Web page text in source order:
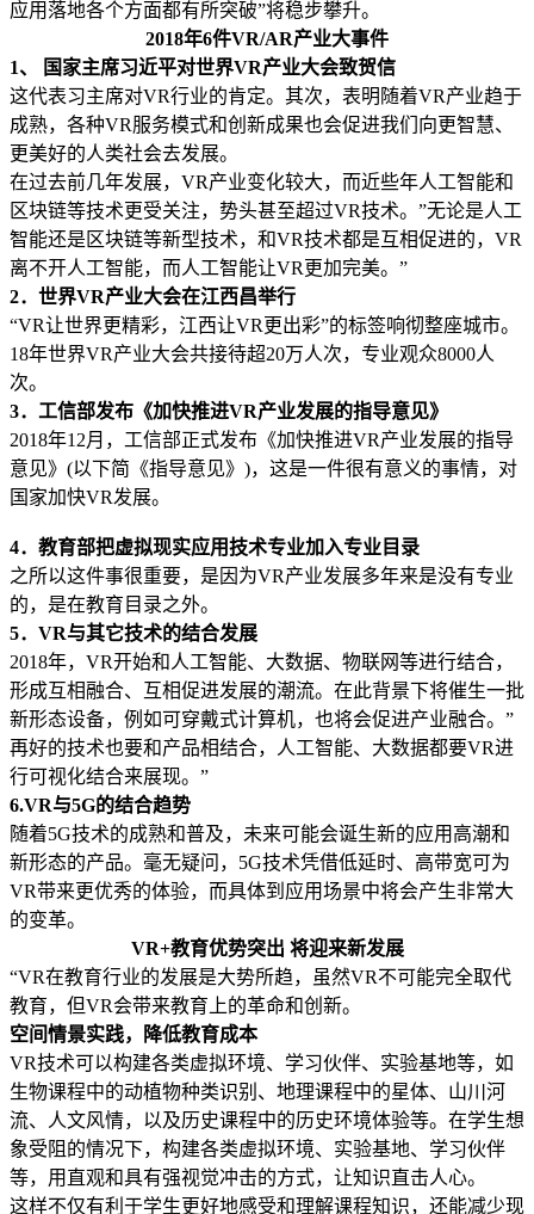
应用落地各个方面都有所突破”将稳步攀升。
2018年6件VR/AR产业大事件
1、 国家主席习近平对世界VR产业大会致贺信
这代表习主席对VR行业的肯定。其次，表明随着VR产业趋于
成熟，各种VR服务模式和创新成果也会促进我们向更智慧、
更美好的人类社会去发展。
在过去前几年发展，VR产业变化较大，而近些年人工智能和
区块链等技术更受关注，势头甚至超过VR技术。”无论是人工
智能还是区块链等新型技术，和VR技术都是互相促进的，VR
离不开人工智能，而人工智能让VR更加完美。”
2．世界VR产业大会在江西昌举行
“VR让世界更精彩，江西让VR更出彩”的标签响彻整座城市。
18年世界VR产业大会共接待超20万人次，专业观众8000人
次。
3．工信部发布《加快推进VR产业发展的指导意见》
2018年12月，工信部正式发布《加快推进VR产业发展的指导
意见》(以下简《指导意见》)，这是一件很有意义的事情，对
国家加快VR发展。
4．教育部把虚拟现实应用技术专业加入专业目录
之所以这件事很重要，是因为VR产业发展多年来是没有专业
的，是在教育目录之外。
5．VR与其它技术的结合发展
2018年，VR开始和人工智能、大数据、物联网等进行结合，
形成互相融合、互相促进发展的潮流。在此背景下将催生一批
新形态设备，例如可穿戴式计算机，也将会促进产业融合。”
再好的技术也要和产品相结合，人工智能、大数据都要VR进
行可视化结合来展现。”
6.VR与5G的结合趋势
随着5G技术的成熟和普及，未来可能会诞生新的应用高潮和
新形态的产品。毫无疑问，5G技术凭借低延时、高带宽可为
VR带来更优秀的体验，而具体到应用场景中将会产生非常大
的变革。
VR+教育优势突出 将迎来新发展
“VR在教育行业的发展是大势所趋，虽然VR不可能完全取代
教育，但VR会带来教育上的革命和创新。
空间情景实践，降低教育成本
VR技术可以构建各类虚拟环境、学习伙伴、实验基地等，如
生物课程中的动植物种类识别、地理课程中的星体、山川河
流、人文风情，以及历史课程中的历史环境体验等。在学生想
象受阻的情况下，构建各类虚拟环境、实验基地、学习伙伴
等，用直观和具有强视觉冲击的方式，让知识直击人心。
这样不仅有利于学生更好地感受和理解课程知识，还能减少现